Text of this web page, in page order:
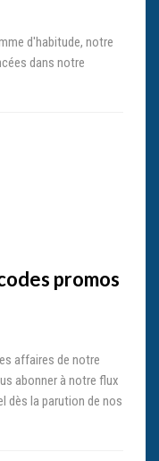
d'habitude, notre
dans notre
promos
affaires de notre
abonner à notre flux
dès la parution de nos